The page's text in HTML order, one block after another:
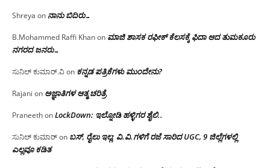
Shreya on ನಾನು ಬಿದಿರು…
B.Mohammed Raffi Khanon ಮಾಜಿ ಶಾಸಕ ರಫೀಕ್ ಕೆಲಸಕ್ಕೆ ಫಿದಾ ಆದ ತುಮಕೂರು
ನಗರದ ಜನರು…
ಸುನಿಲ್ ಕುಮಾರ್.ವಿon ಕನ್ನಡ ಪತ್ರಿಕೆಗಳು ಮುಂದೇನು?
Rajani on ಅಜ್ಞಾತಿಗಳ ಆತ್ಮ ಚರಿತ್ರೆ
PraneethonLockDown: ಇಲ್ನೋಡಿ ಹಳ್ಳಿಗರ ಶೈಲಿ..
ಸುನಿಲ್ ಕುಮಾರ್on ಬಸ್, ರೈಲು ಇಲ್ಲ; ವಿ.ವಿ.ಗಳಿಗೆ ರಜೆ ಸಾರಿದ UGC, 9 ಜಿಲ್ಲೆಗಳಲ್ಲಿ
ಎಲ್ಲವೂ ಕಡಿತ